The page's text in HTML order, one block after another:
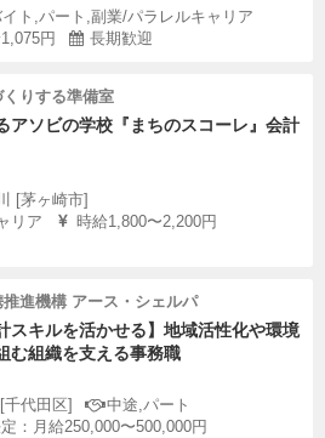
ト,パート,副業/パラレルキャリア
円
長期歓迎
りする準備室
アソビの学校『まちのスコーレ』会計
[茅ヶ崎市]
リア
時給1,800〜2,200円
進機構 アース・シェルパ
スキルを活かせる】地域活性化や環境
む組織を支える事務職
代田区]
中途,パート
：月給250,000〜500,000円